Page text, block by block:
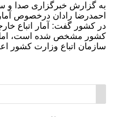
به گزارش خبرگزاری صدا و
احمدرضا رادان درخصوص
در کشور گفت: آمار اتباع
کشور مشخص شده است، اما
سازمان اتباع وزارت کشور